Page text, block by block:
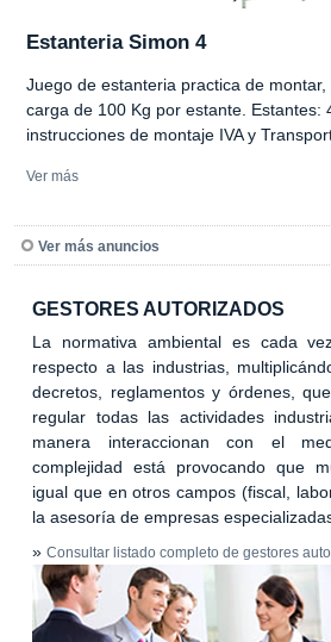
Estanteria Simon 4
Juego de estanteria practica de
carga de 100 Kg por estante. Estantes:
instrucciones de montaje IVA y
Ver más
Ver más anuncios
GESTORES AUTORIZADOS
La normativa ambiental es cada
respecto a las industrias,
decretos, reglamentos y órdenes,
regular todas las actividades
manera interaccionan con el
complejidad está provocando que
igual que en otros campos (fiscal,
la asesoría de empresas
» Consultar listado completo de gestores